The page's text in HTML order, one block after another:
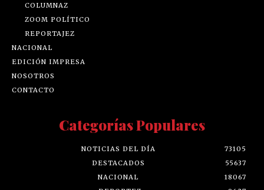
COLUMNAZ
ZOOM POLÍTICO
REPORTAJEZ
NACIONAL
EDICIÓN IMPRESA
NOSOTROS
CONTACTO
Categorías Populares
NOTICIAS DEL DÍA
73105
DESTACADOS
55637
NACIONAL
18067